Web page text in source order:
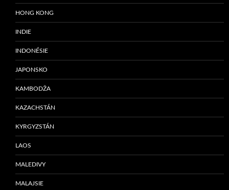
HONG KONG
INDIE
INDONÉSIE
JAPONSKO
KAMBODŽA
KAZACHSTÁN
KYRGYZSTÁN
LAOS
MALEDIVY
MALAJSIE